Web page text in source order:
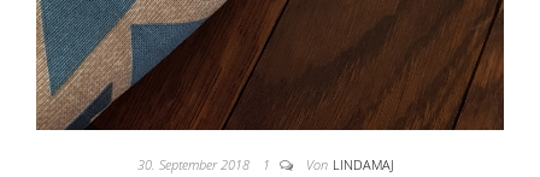
30. September 2018 1 Von LINDAMAJ